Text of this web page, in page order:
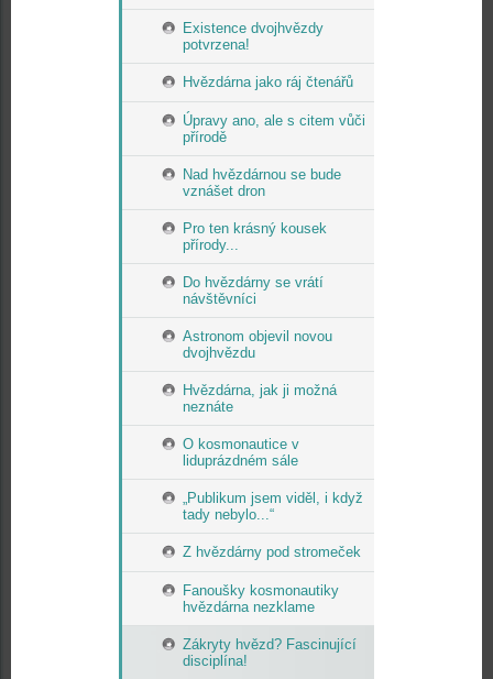
Existence dvojhvězdy
potvrzena!
Hvězdárna jako ráj čtenářů
Úpravy ano, ale s citem vůči
přírodě
Nad hvězdárnou se bude
vznášet dron
Pro ten krásný kousek
přírody...
Do hvězdárny se vrátí
návštěvníci
Astronom objevil novou
dvojhvězdu
Hvězdárna, jak ji možná
neznáte
O kosmonautice v
liduprázdném sále
„Publikum jsem viděl, i když
tady nebylo...“
Z hvězdárny pod stromeček
Fanoušky kosmonautiky
hvězdárna nezklame
Zákryty hvězd? Fascinující
disciplína!